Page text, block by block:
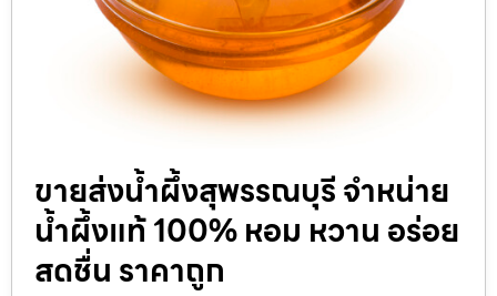
ขายส่งน้ำผึ้งสุพรรณบุรี จำหน่าย
น้ำผึ้งแท้ 100% หอม หวาน อร่อย
สดชื่น ราคาถูก